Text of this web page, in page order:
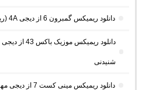
دانلود ریمیکس گمبرون 6 از دیجی 4A (ریمیکس طولانی شاد بندری جنوبی)
دانلود
شنیدنی
دانلود ریمیکس مینی کست 7 از دیجی مهراس